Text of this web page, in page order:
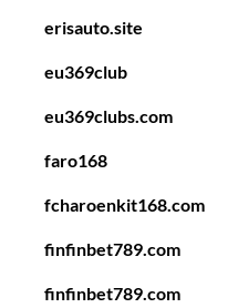
erisauto.site
eu369club
eu369clubs.com
faro168
fcharoenkit168.com
finfinbet789.com
finfinbet789.com